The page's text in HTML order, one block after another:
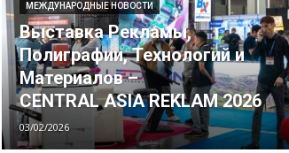
МЕЖДУНАРОДНЫЕ НОВОСТИ
Выставка Рекламы,
Полиграфии, Технологий и
Материалов –
CENTRAL ASIA REKLAM 2026
03/02/2026